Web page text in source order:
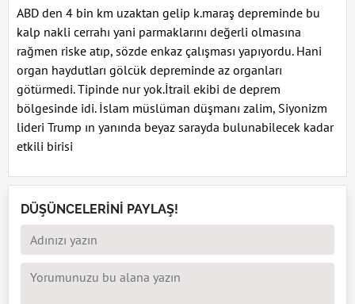
ABD den 4 bin km uzaktan gelip k.maraş depreminde bu
kalp nakli cerrahı yani parmaklarını değerli olmasına
rağmen riske atıp, sözde enkaz çalışması yapıyordu. Hani
organ haydutları gölcük depreminde az organları
götürmedi. Tipinde nur yok.İtrail ekibi de deprem
bölgesinde idi. İslam müslüman düşmanı zalim, Siyonizm
lideri Trump ın yanında beyaz sarayda bulunabilecek kadar
etkili birisi
DÜŞÜNCELERİNİ PAYLAŞ!